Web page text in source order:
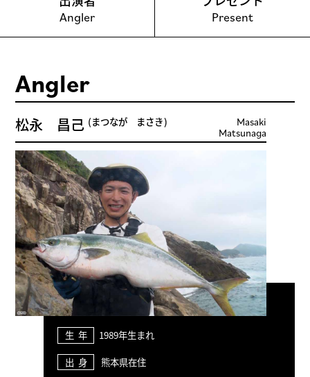
Angler
松永 昌己 まつなが まさき
Masaki
Matsunaga
生 年
1989年生まれ
出 身
熊本県在住